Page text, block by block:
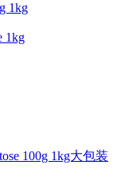
1kg
1kg
100g 1kg大包装